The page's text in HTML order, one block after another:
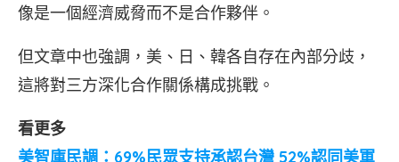
像是一個經濟威脅而不是合作夥伴。
但文章中也強調，美、日、韓各自存在內部分歧，
這將對三方深化合作關係構成挑戰。
看更多
美智庫民調：69%民眾支持承認台灣 52%認同美軍